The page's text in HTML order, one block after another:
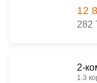
12
282
2-
1.3